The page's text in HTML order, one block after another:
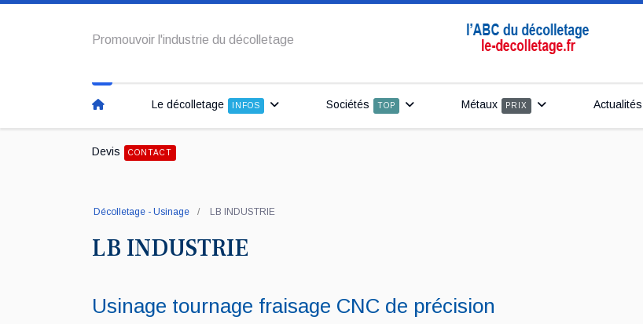
Promouvoir l'industrie du décolletage
Le décolletage INFOS Sociétés TOP Métaux PRIX Actualités
Devis CONTACT
Décolletage - Usinage LB INDUSTRIE
LB INDUSTRIE
Usinage tournage fraisage CNC de précision